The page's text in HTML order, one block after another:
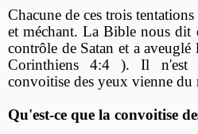
Chacune de ces trois
et méchant. La Bible nous dit
contrôle de Satan et a
Corinthiens 4:4 ). Il n'est
convoitise des yeux vienne du
Qu'est-ce que la convoitise